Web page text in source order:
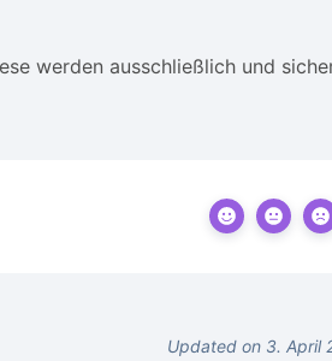
werden ausschließlich und
Updated on 3. April